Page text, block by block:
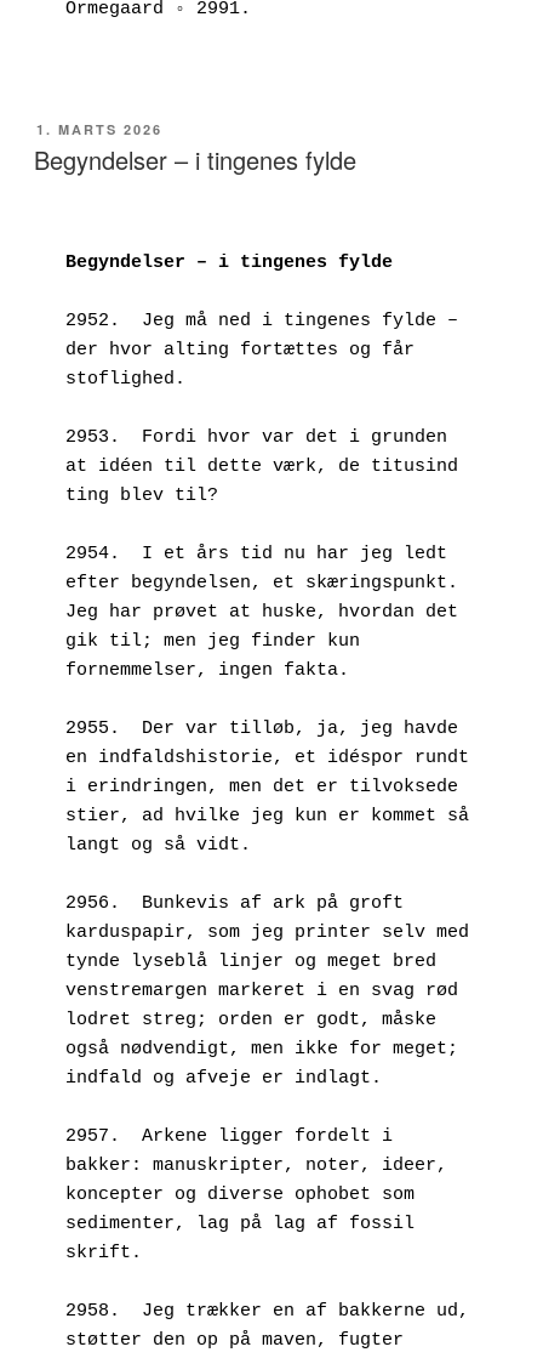
Ormegaard ◦ 2991.
UDGIVET
DEN
1. MARTS 2026
Begyndelser – i tingenes fylde
Begyndelser – i tingenes fylde
2952.  Jeg må ned i tingenes fylde –
der hvor alting fortættes og får
stoflighed.
2953.  Fordi hvor var det i grunden
at idéen til dette værk, de titusind
ting blev til?
2954.  I et års tid nu har jeg ledt
efter begyndelsen, et skæringspunkt.
Jeg har prøvet at huske, hvordan det
gik til; men jeg finder kun
fornemmelser, ingen fakta.
2955.  Der var tilløb, ja, jeg havde
en indfaldshistorie, et idéspor rundt
i erindringen, men det er tilvoksede
stier, ad hvilke jeg kun er kommet så
langt og så vidt.
2956.  Bunkevis af ark på groft
karduspapir, som jeg printer selv med
tynde lyseblå linjer og meget bred
venstremargen markeret i en svag rød
lodret streg; orden er godt, måske
også nødvendigt, men ikke for meget;
indfald og afveje er indlagt.
2957.  Arkene ligger fordelt i
bakker: manuskripter, noter, ideer,
koncepter og diverse ophobet som
sedimenter, lag på lag af fossil
skrift.
2958.  Jeg trækker en af bakkerne ud,
støtter den op på maven, fugter